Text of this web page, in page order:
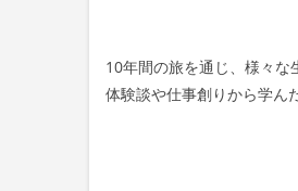
10年間の旅を通じ、様々な
体験談や仕事創りから学ん